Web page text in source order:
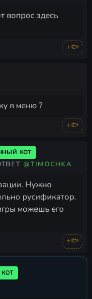
вопрос здесь
+🐟
в меню ?
+🐟
КОТ
@TIMOCHKA
Нужно
русификатор.
можешь его
+🐟